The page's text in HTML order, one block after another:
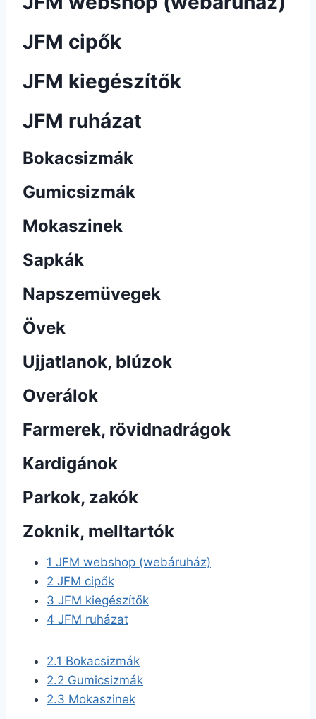
JFM cipők
JFM kiegészítők
JFM ruházat
Bokacsizmák
Gumicsizmák
Mokaszinek
Sapkák
Napszemüvegek
Övek
Ujjatlanok, blúzok
Overálok
Farmerek, rövidnadrágok
Kardigánok
Parkok, zakók
Zoknik, melltartók
1 JFM webshop (webáruház)
2 JFM cipők
3 JFM kiegészítők
4 JFM ruházat
2.1 Bokacsizmák
2.2 Gumicsizmák
2.3 Mokaszinek